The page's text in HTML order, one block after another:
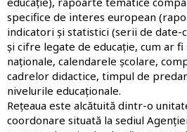
specifice de interes european (
indicatori și statistici (serii de date-
și cifre legate de educație, cum ar
naționale, calendarele școlare,
cadrelor didactice, timpul de
nivelurile educaționale.
Rețeaua este alcătuită dintr-o
coordonare situată la sediul